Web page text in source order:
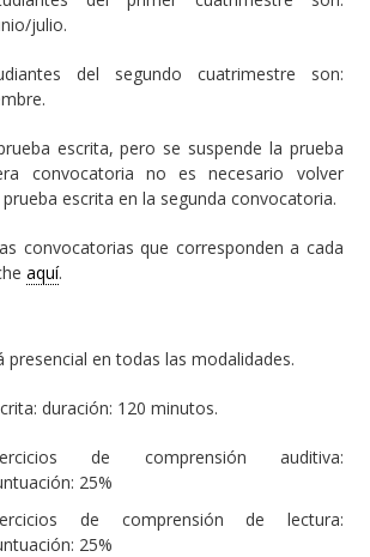
julio.
del segundo cuatrimestre son:
escrita, pero se suspende la prueba
convocatoria no es necesario volver
escrita en la segunda convocatoria.
convocatorias que corresponden a cada
aquí.
presencial en todas las modalidades.
duración: 120 minutos.
de comprensión auditiva:
25%
de comprensión de lectura:
25%